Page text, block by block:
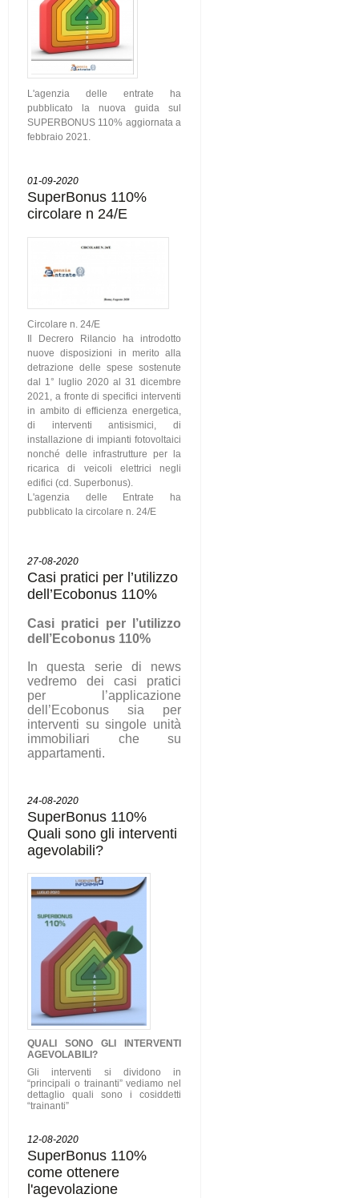
L'agenzia delle entrate ha
pubblicato la nuova guida sul
SUPERBONUS 110% aggiornata a
febbraio 2021.
01-09-2020
SuperBonus 110%
circolare n 24/E
Circolare n. 24/E
Il Decrero Rilancio ha introdotto
nuove disposizioni in merito alla
detrazione delle spese sostenute
dal 1° luglio 2020 al 31 dicembre
2021, a fronte di specifici interventi
in ambito di efficienza energetica,
di interventi antisismici, di
installazione di impianti fotovoltaici
nonché delle infrastrutture per la
ricarica di veicoli elettrici negli
edifici (cd. Superbonus).
L'agenzia delle Entrate ha
pubblicato la circolare n. 24/E
27-08-2020
Casi pratici per l’utilizzo
dell’Ecobonus 110%
Casi pratici per l’utilizzo
dell’Ecobonus 110%
In questa serie di news
vedremo dei casi pratici
per l’applicazione
dell’Ecobonus sia per
interventi su singole unità
immobiliari che su
appartamenti.
24-08-2020
SuperBonus 110%
Quali sono gli interventi
agevolabili?
QUALI SONO GLI
INTERVENTI
AGEVOLABILI?
Gli interventi si dividono in
“principali o trainanti” vediamo nel
dettaglio quali sono i cosiddetti
“trainanti”
12-08-2020
SuperBonus 110%
come ottenere
l'agevolazione